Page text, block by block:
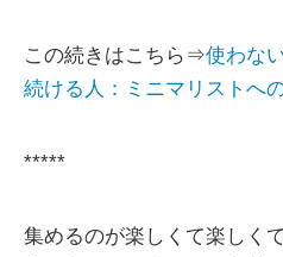
この続きはこちら⇒使わな
続ける人：ミニマリストへ
*****
集めるのが楽しくて楽しく